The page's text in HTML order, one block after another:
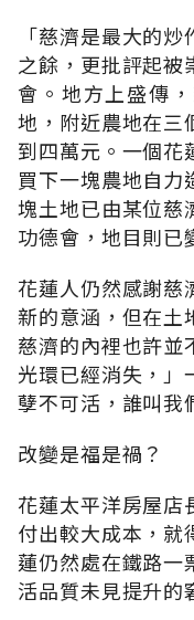
「慈濟是最大的
之餘，更批評起被
會。地方上盛傳
地，附近農地在三
到四萬元。一個花
買下一塊農地自
塊土地已由某位慈
功德會，地目則已
花蓮人仍然感謝慈
新的意涵，但在土
慈濟的內裡也許並
光環已經消失，」
孽不可活，誰叫我
改變是福是禍？
花蓮太平洋房屋店
付出較大成本，就
蓮仍然處在鐵路一
活品質未見提升的